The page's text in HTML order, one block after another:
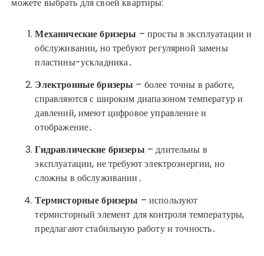
Механические бризеры – просты в эксплуатации и
обслуживании, но требуют регулярной замены
пластины-ускладника․
Электронные бризеры – более точны в работе,
справляются с широким диапазоном температур и
давлений, имеют цифровое управление и
отображение․
Гидравлические бризеры – длительны в
эксплуатации, не требуют электроэнергии, но
сложны в обслуживании․
Термисторные бризеры – используют
термисторный элемент для контроля температуры,
предлагают стабильную работу и точность․